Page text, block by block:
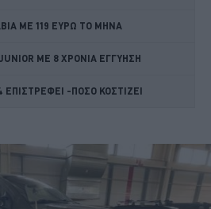
ME 119 ΕΥΡΩ ΤΟ ΜΗΝΑ
JUNIOR ME 8 ΧΡΟΝΙΑ ΕΓΓΥΗΣΗ
ΕΠΙΣΤΡΕΦΕΙ -ΠΟΣΟ ΚΟΣΤΙΖΕΙ